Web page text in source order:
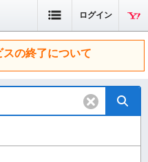
ログイン
スの終了について